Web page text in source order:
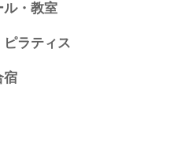
ル・教室
ピラティス
宿